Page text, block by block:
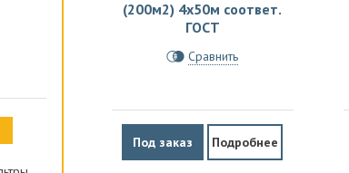
(200м2) 4х50м соответ.
ГОСТ
Сравнить
Под заказ Подробнее